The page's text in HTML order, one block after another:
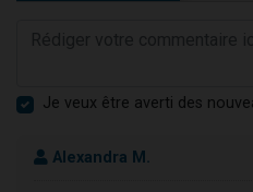
Je veux être averti des
Alexandra M.